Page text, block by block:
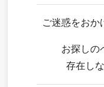
ご迷惑をおか
お探しの
存在し